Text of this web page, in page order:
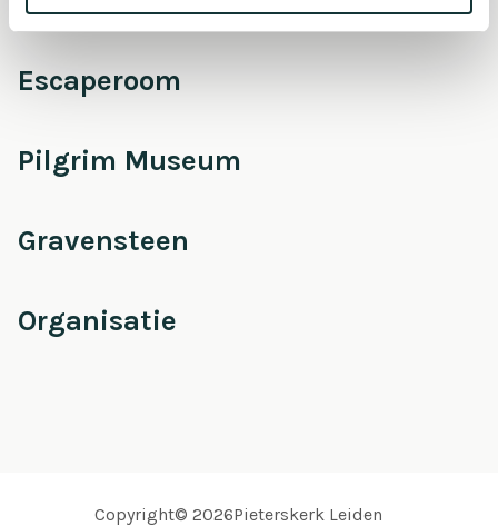
Escaperoom
Pilgrim Museum
Gravensteen
Organisatie
Copyright© 2026Pieterskerk Leiden